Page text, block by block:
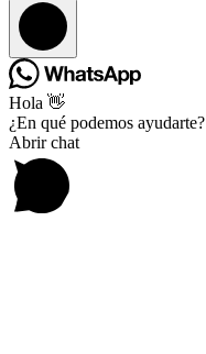
Hola 👋
¿En qué podemos ayudarte?
Abrir chat